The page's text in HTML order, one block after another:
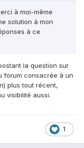
à moi-même
solution à mon
à ce
la question sur
forum consacrée à un
plus tout récent,
visibilité aussi.
1